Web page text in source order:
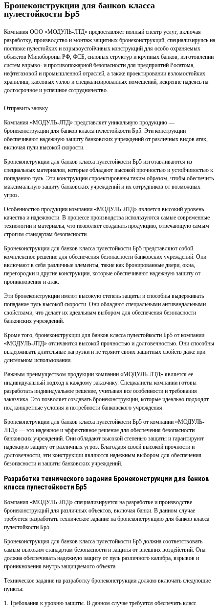
Бронеконструкции для банков класса
пулестойкости Бр5
Компания ООО «МОДУЛЬ-ЛТД» предоставляет полный спектр услуг, включая
разработку, производство и монтаж защитных бронеконструкций, специализируясь на
поставке пулестойких и взрывоустойчивых конструкций для особо охраняемых
объектов Минобороны РФ, ФСБ, силовых структур и крупных банков, изготовлении
систем взрыво- и противопожарной безопасности для предприятий Росатома,
нефтегазовой и промышленной отраслей, а также проектировании взломостойких
хранилищ, кассовых узлов и специализированных помещений, искренне надеясь на
долгосрочное и успешное сотрудничество.
Отправить заявку
Компания «МОДУЛЬ-ЛТД» представляет уникальную продукцию —
бронеконструкции для банков класса пулестойкости Бр5. Эти конструкции
обеспечивают надежную защиту банковских учреждений от различных видов атак,
включая пули высокой скорости.
Бронеконструкции для банков класса пулестойкости Бр5 изготавливаются из
специальных материалов, которые обладают высокой прочностью и устойчивостью к
попаданию пуль. Эти конструкции спроектированы таким образом, чтобы обеспечить
максимальную защиту банковских учреждений и их сотрудников от возможных
угроз.
Особенностью продукции компании «МОДУЛЬ-ЛТД» является высокий уровень
качества и надежности. В процессе производства используются самые современные
технологии и материалы, что позволяет создавать продукцию, отвечающую самым
строгим стандартам безопасности.
Бронеконструкции для банков класса пулестойкости Бр5 представляют собой
комплексное решение для обеспечения безопасности банковских учреждений. Они
включают в себя различные элементы, такие как бронированные двери, окна,
перегородки и другие конструкции, которые обеспечивают надежную защиту от
проникновения и атак.
Эти бронеконструкции имеют высокую степень защиты и способны выдерживать
попадание пуль высокой скорости. Они обладают специальными антивандальными
свойствами, что делает их идеальным выбором для обеспечения безопасности
банковских учреждений.
Кроме того, бронеконструкции для банков класса пулестойкости Бр5 от компании
«МОДУЛЬ-ЛТД» отличаются высокой прочностью и долговечностью. Они способны
выдерживать длительные нагрузки и не теряют своих защитных свойств даже при
длительном использовании.
Важным преимуществом продукции компании «МОДУЛЬ-ЛТД» является ее
индивидуальный подход к каждому заказчику. Специалисты компании готовы
разработать индивидуальное решение, учитывая все особенности и требования
заказчика. Это позволяет создавать бронеконструкции, которые идеально подходят
под конкретные условия и потребности банковского учреждения.
Бронеконструкции для банков класса пулестойкости Бр5 от компании «МОДУЛЬ-
ЛТД» — это надежное и эффективное решение для обеспечения безопасности
банковских учреждений. Они обладают высокой степенью защиты и гарантируют
надежную защиту от различных угроз. Благодаря своей высокой прочности и
долговечности, эти конструкции являются надежным выбором для обеспечения
безопасности и защиты банковских учреждений.
Разработка технического задания Бронеконструкции для банков
класса пулестойкости Бр5
Компания «МОДУЛЬ-ЛТД» специализируется на разработке и производстве
бронеконструкций для различных объектов, включая банки. В данном случае
требуется разработать техническое задание на бронеконструкцию для банков класса
пулестойкости Бр5.
Бронеконструкция для банков класса пулестойкости Бр5 должна соответствовать
самым высоким стандартам безопасности и защиты от внешних воздействий. Она
должна обеспечивать надежную защиту от пуль различного калибра, взрывов и
проникновения внутрь защищаемого объекта.
Техническое задание на разработку бронеконструкции должно включать следующие
пункты:
1. Требования к уровню защиты. В данном случае требуется обеспечить класс